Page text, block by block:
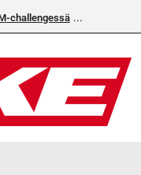
challengessä